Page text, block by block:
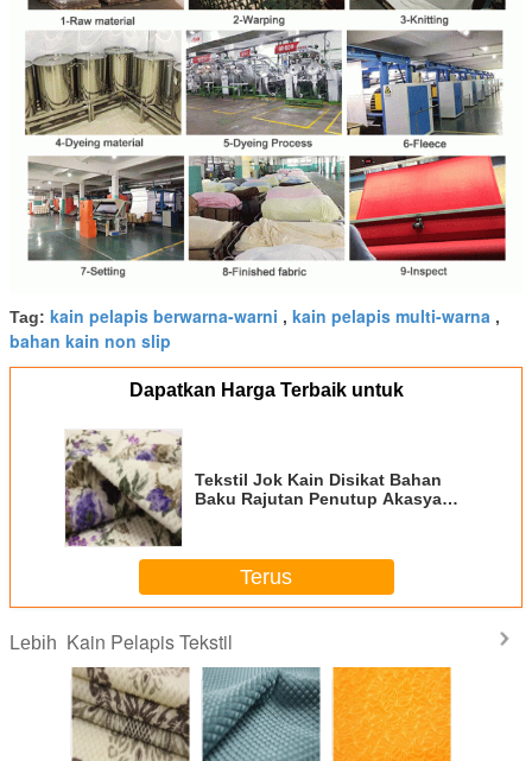
Tag: kain pelapis berwarna-warni , kain pelapis multi-warna ,
bahan kain non slip
Dapatkan Harga Terbaik untuk
Tekstil Jok Kain Disikat Bahan
Baku Rajutan Penutup Akasya
Terus
Lebih Kain Pelapis Tekstil